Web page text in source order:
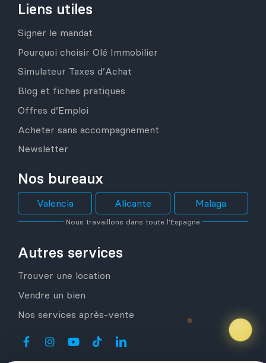
Liens utiles
Signer le mandat
Pourquoi choisir Olé Immobilier
Simulateur Taxes d’Achat
Blog et fiches pratiques
Offres d’Emploi
Acheter sans accompagnement
Newsletter
Nos bureaux
Valencia Alicante Malaga
Nous travaillons dans toute l’Espagne
Autres services
Trouver une location
Vendre un bien
Nos services après-vente